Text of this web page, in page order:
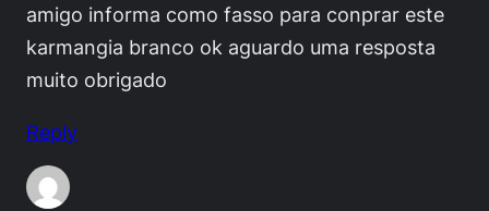
amigo informa como fasso para conprar este
karmangia branco ok aguardo uma resposta
muito obrigado
Reply